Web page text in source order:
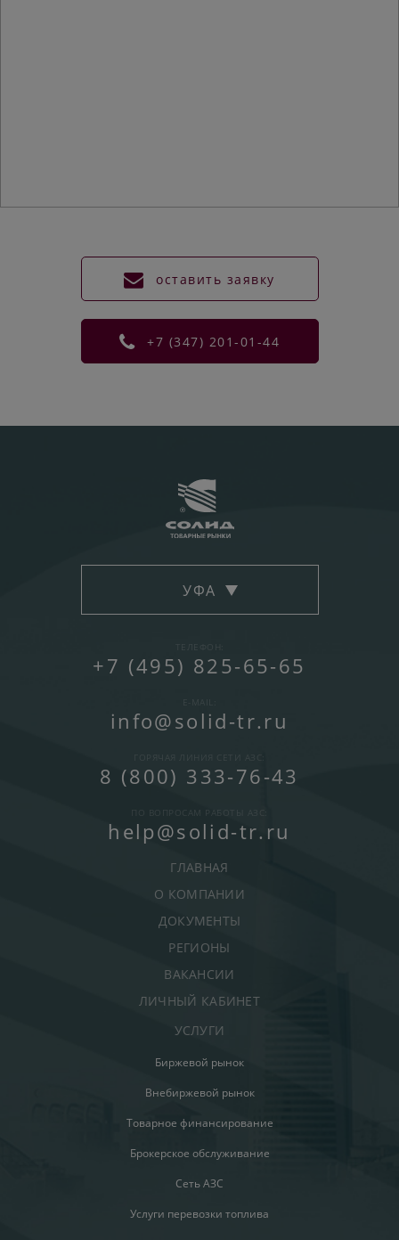
оставить заявку
+7 (347) 201-01-44
УФА
+7 (495) 825-65-65
info@solid-tr.ru
8 (800) 333-76-43
ПО ВОПРОСАМ РАБОТЫ АЗС:
help@solid-tr.ru
ГЛАВНАЯ
О КОМПАНИИ
ДОКУМЕНТЫ
РЕГИОНЫ
ВАКАНСИИ
ЛИЧНЫЙ КАБИНЕТ
УСЛУГИ
Биржевой рынок
Внебиржевой рынок
Товарное финансирование
Брокерское обслуживание
Сеть АЗС
Услуги перевозки топлива